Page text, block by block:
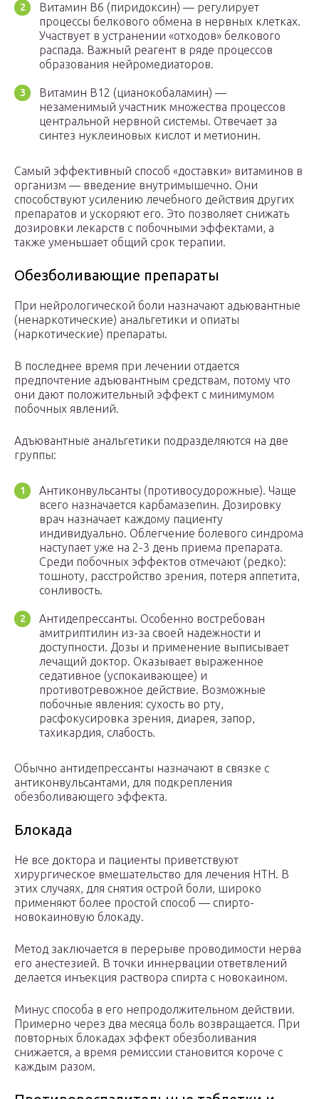
Витамин В6 (пиридоксин) — регулирует
процессы белкового обмена в нервных клетках.
Участвует в устранении «отходов» белкового
распада. Важный реагент в ряде процессов
образования нейромедиаторов.
Витамин В12 (цианокобаламин) —
незаменимый участник множества процессов
центральной нервной системы. Отвечает за
синтез нуклеиновых кислот и метионин.
Самый эффективный способ «доставки» витаминов в
организм — введение внутримышечно. Они
способствуют усилению лечебного действия других
препаратов и ускоряют его. Это позволяет снижать
дозировки лекарств с побочными эффектами, а
также уменьшает общий срок терапии.
Обезболивающие препараты
При нейрологической боли назначают адьювантные
(ненаркотические) анальгетики и опиаты
(наркотические) препараты.
В последнее время при лечении отдается
предпочтение адъювантным средствам, потому что
они дают положительный эффект с минимумом
побочных явлений.
Адъювантные анальгетики подразделяются на две
группы:
Антиконвульсанты (противосудорожные). Чаще
всего назначается карбамазепин. Дозировку
врач назначает каждому пациенту
индивидуально. Облегчение болевого синдрома
наступает уже на 2-3 день приема препарата.
Среди побочных эффектов отмечают (редко):
тошноту, расстройство зрения, потеря аппетита,
сонливость.
Антидепрессанты. Особенно востребован
амитриптилин из-за своей надежности и
доступности. Дозы и применение выписывает
лечащий доктор. Оказывает выраженное
седативное (успокаивающее) и
противотревожное действие. Возможные
побочные явления: сухость во рту,
расфокусировка зрения, диарея, запор,
тахикардия, слабость.
Обычно антидепрессанты назначают в связке с
антиконвульсантами, для подкрепления
обезболивающего эффекта.
Блокада
Не все доктора и пациенты приветствуют
хирургическое вмешательство для лечения НТН. В
этих случаях, для снятия острой боли, широко
применяют более простой способ — спирто-
новокаиновую блокаду.
Метод заключается в перерыве проводимости нерва
его анестезией. В точки иннервации ответвлений
делается инъекция раствора спирта с новокаином.
Минус способа в его непродолжительном действии.
Примерно через два месяца боль возвращается. При
повторных блокадах эффект обезболивания
снижается, а время ремиссии становится короче с
каждым разом.